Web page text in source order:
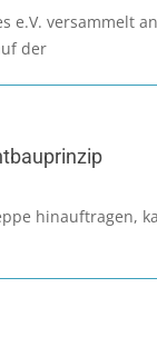
e.V. versammelt
der
hinauftragen,